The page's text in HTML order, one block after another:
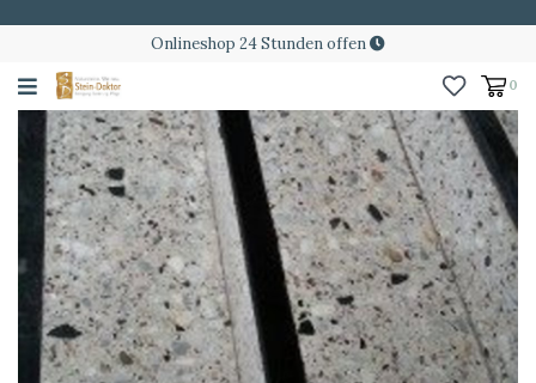
Onlineshop 24 Stunden offen
0